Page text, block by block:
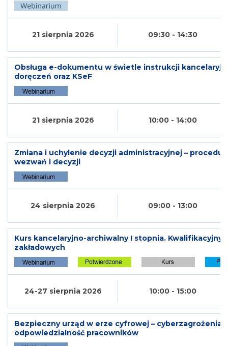
21 sierpnia 2026 09:30 - 14:30
Obsługa e-dokumentu w świetle instrukcji
doręczeń oraz KSeF
21 sierpnia 2026 10:00 - 14:00
Zmiana i uchylenie decyzji administracyjnej –
wezwań i decyzji
24 sierpnia 2026 09:00 - 13:00
Kurs kancelaryjno-archiwalny I stopnia. Kwalifikacyjny
zakładowych
24-27 sierpnia 2026 10:00 - 15:00
Bezpieczny urząd w erze cyfrowej –
odpowiedzialność pracowników